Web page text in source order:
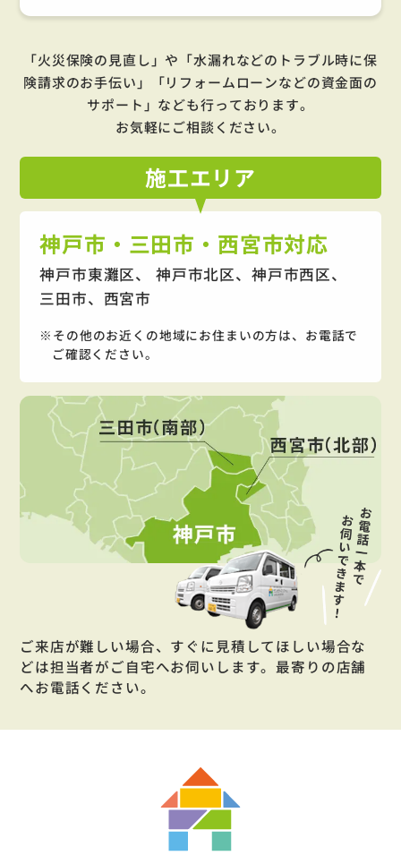
「火災保険の見直し」や「水漏れなどのトラブル時に保
険請求のお手伝い」「リフォームローンなどの資金面の
サポート」 なども行っております。
お気軽にご相談ください。
施工エリア
神戸市・三田市・西宮市対応
神戸市東灘区、 神戸市北区、神戸市西区、
三田市、西宮市
その他のお近くの地域にお住まいの方は、お電話で
ご確認ください。
ご来店が難しい場合、すぐに見積してほしい場合な
どは担当者がご自宅へお伺いします。最寄りの店舗
へお電話ください。